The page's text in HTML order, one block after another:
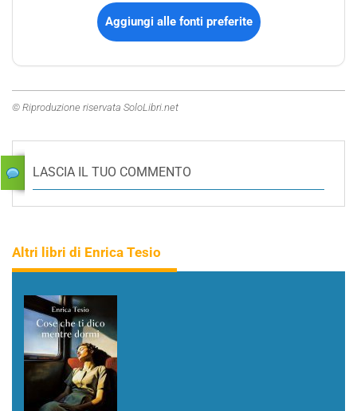
Aggiungi alle fonti preferite
© Riproduzione riservata SoloLibri.net
LASCIA IL TUO COMMENTO
Altri libri di Enrica Tesio